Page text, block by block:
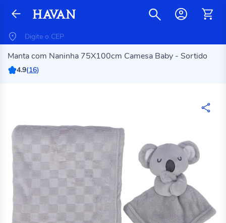
Manta com Naninha 75X100cm Camesa Baby - Sortido
4.9(16)